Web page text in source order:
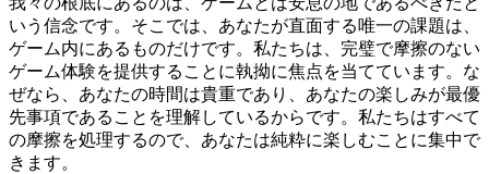
いう信念です。そこでは、あなたが直面する唯一の課題は、
ゲーム内にあるものだけです。私たちは、完璧で摩擦のない
ゲーム体験を提供することに執拗に焦点を当てています。な
ぜなら、あなたの時間は貴重であり、あなたの楽しみが最優
先事項であることを理解しているからです。私たちはすべて
の摩擦を処理するので、あなたは純粋に楽しむことに集中で
きます。